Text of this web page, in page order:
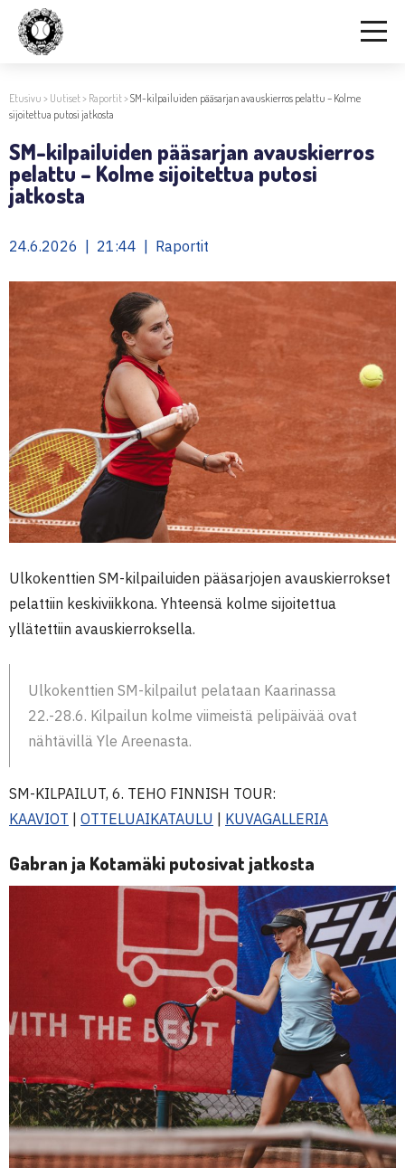
Etusivu > Uutiset> Raportit>SM-kilpailuiden pääsarjan avauskierros pelattu – Kolme
sijoitettua putosi jatkosta
SM-kilpailuiden pääsarjan avauskierros
pelattu – Kolme sijoitettua putosi
jatkosta
24.6.2026 | 21:44 | Raportit
Ulkokenttien SM-kilpailuiden pääsarjojen avauskierrokset
pelattiin keskiviikkona. Yhteensä kolme sijoitettua
yllätettiin avauskierroksella.
Ulkokenttien SM-kilpailut pelataan Kaarinassa
22.-28.6. Kilpailun kolme viimeistä pelipäivää ovat
nähtävillä Yle Areenasta.
SM-KILPAILUT, 6. TEHO FINNISH TOUR:
KAAVIOT
OTTELUAIKATAULU KUVAGALLERIA
Gabran ja Kotamäki putosivat jatkosta